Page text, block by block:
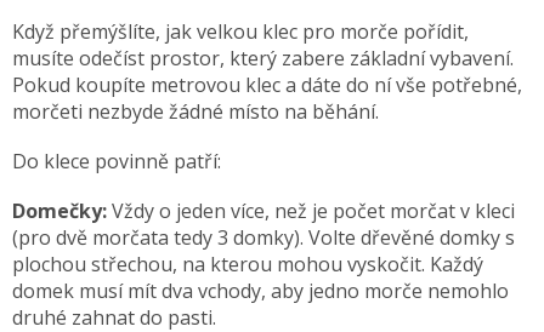
Když přemýšlíte, jak velkou klec pro morče pořídit,
musíte odečíst prostor, který zabere základní vybavení.
Pokud koupíte metrovou klec a dáte do ní vše potřebné,
morčeti nezbyde žádné místo na běhání.
Do klece povinně patří:
Domečky:Vždy o jeden více, než je počet morčat v kleci
(pro dvě morčata tedy 3 domky). Volte dřevěné domky s
plochou střechou, na kterou mohou vyskočit. Každý
domek musí mít dva vchody, aby jedno morče nemohlo
druhé zahnat do pasti.